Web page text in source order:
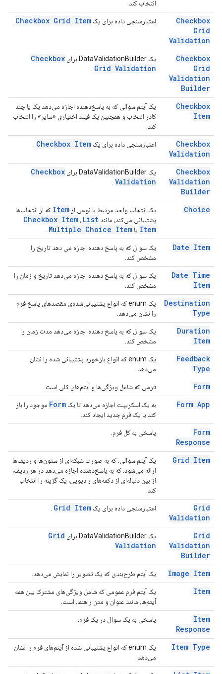
انتخاب کند.
Checkbox
Grid
Validation
اعتبارسنجی داده برای یک Checkbox Grid Item
Checkbox
Grid
Validation
Builder
یک DataValidationBuilder برای
Checkbox
Grid Validation
Checkbox
Item
یک آیتم سؤالی که به پاسخ‌دهنده اجازه می‌دهد یک یا چند
کادر انتخاب و همچنین یک فیلد اختیاری «سایر» را انتخاب
کند.
Checkbox
Validation
اعتبارسنجی داده برای یک Checkbox Item
Checkbox
Validation
Builder
یک DataValidationBuilder برای
Checkbox
Validation
Choice یک انتخاب واحد مرتبط با نوعی از Item که از انتخاب‌ها
پشتیبانی می‌کند، مانند
Checkbox Item ، List
Item یا Multiple Choice Item
Date Item
یک سوال که به پاسخ دهنده اجازه می دهد تاریخ را
مشخص کند.
Date Time
Item
یک سوال که به پاسخ دهنده اجازه می‌دهد تاریخ و زمان را
مشخص کند.
Destination
Type
یک enum که انواع پشتیبانی‌شده‌ی مقصدهای پاسخ فرم
را نشان می‌دهد.
Duration
Item
یک سوال که به پاسخ دهنده اجازه می‌دهد مدت زمان را
مشخص کند.
Feedback
Type
یک enum که انواع بازخورد پشتیبانی شده را نشان
می‌دهد.
Form فرمی که شامل ویژگی‌ها و آیتم‌های کلی است.
Form App به یک اسکریپت اجازه می‌دهد تا یک Form موجود را باز
کند یا یک فرم جدید ایجاد کند.
Form
Response
پاسخی به کل فرم.
Grid Item
یک آیتم سؤالی، که به صورت شبکه‌ای از ستون‌ها و ردیف‌ها
ارائه می‌شود، که به پاسخ‌دهنده اجازه می‌دهد در هر ردیف،
از بین دنباله‌ای از دکمه‌های رادیویی، یک گزینه را انتخاب
کند.
Grid
Validation
اعتبارسنجی داده برای یک Grid Item
Grid
Validation
Builder
یک DataValidationBuilder برای
Grid
Validation
Image Item یک آیتم طرح‌بندی که یک تصویر را نمایش می‌دهد.
Item
یک آیتم فرم عمومی که شامل ویژگی‌های مشترک بین همه
آیتم‌ها، مانند عنوان و متن راهنما، است.
Item
Response
پاسخی به یک سوال در یک فرم.
Item Type
یک enum که انواع پشتیبانی شده از آیتم‌های فرم را نشان
می‌دهد.